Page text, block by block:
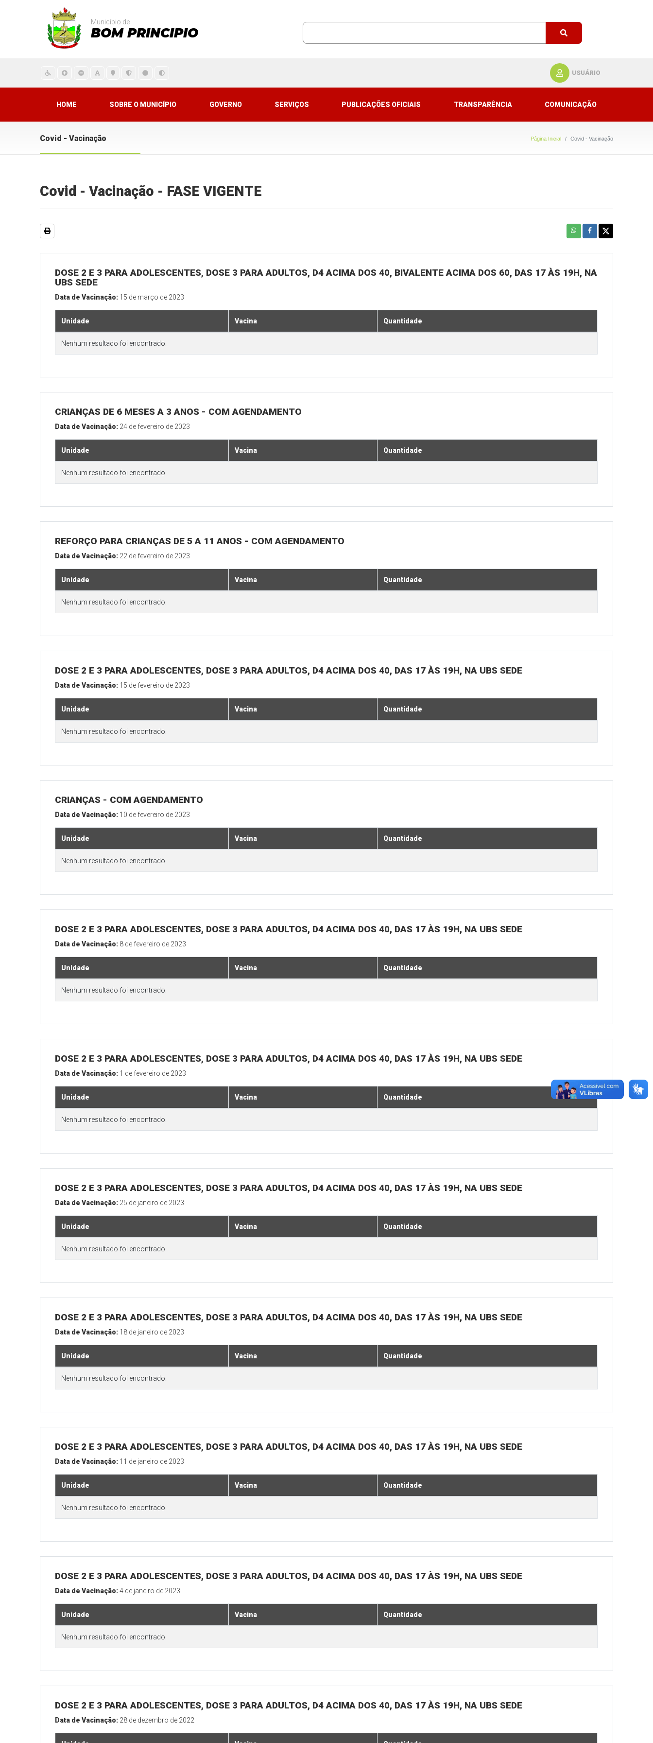
Município de
BOM PRINCIPIO
USUÁRIO
HOME SOBRE O MUNICÍPIO GOVERNO SERVIÇOS PUBLICAÇÕES OFICIAIS TRANSPARÊNCIA COMUNICAÇÃO
Covid - Vacinação Página Inicial Covid - Vacinação
Covid - Vacinação - FASE VIGENTE
DOSE 2 E 3 PARA ADOLESCENTES, DOSE 3 PARA ADULTOS, D4 ACIMA DOS 40, BIVALENTE ACIMA DOS 60, DAS 17 ÀS 19H, NA
UBS SEDE
Data de Vacinação: 15 de março de 2023
Unidade Vacina Quantidade
Nenhum resultado foi encontrado.
CRIANÇAS DE 6 MESES A 3 ANOS - COM AGENDAMENTO
Data de Vacinação: 24 de fevereiro de 2023
Unidade Vacina Quantidade
Nenhum resultado foi encontrado.
REFORÇO PARA CRIANÇAS DE 5 A 11 ANOS - COM AGENDAMENTO
Data de Vacinação: 22 de fevereiro de 2023
Unidade Vacina Quantidade
Nenhum resultado foi encontrado.
DOSE 2 E 3 PARA ADOLESCENTES, DOSE 3 PARA ADULTOS, D4 ACIMA DOS 40, DAS 17 ÀS 19H, NA UBS SEDE
Data de Vacinação: 15 de fevereiro de 2023
Unidade Vacina Quantidade
Nenhum resultado foi encontrado.
CRIANÇAS - COM AGENDAMENTO
Data de Vacinação: 10 de fevereiro de 2023
Unidade Vacina Quantidade
Nenhum resultado foi encontrado.
DOSE 2 E 3 PARA ADOLESCENTES, DOSE 3 PARA ADULTOS, D4 ACIMA DOS 40, DAS 17 ÀS 19H, NA UBS SEDE
Data de Vacinação: 8 de fevereiro de 2023
Unidade Vacina Quantidade
Nenhum resultado foi encontrado.
DOSE 2 E 3 PARA ADOLESCENTES, DOSE 3 PARA ADULTOS, D4 ACIMA DOS 40, DAS 17 ÀS 19H, NA UBS SEDE
Data de Vacinação: 1 de fevereiro de 2023
Unidade Vacina Quantidade
Nenhum resultado foi encontrado.
DOSE 2 E 3 PARA ADOLESCENTES, DOSE 3 PARA ADULTOS, D4 ACIMA DOS 40, DAS 17 ÀS 19H, NA UBS SEDE
Data de Vacinação: 25 de janeiro de 2023
Unidade Vacina Quantidade
Nenhum resultado foi encontrado.
DOSE 2 E 3 PARA ADOLESCENTES, DOSE 3 PARA ADULTOS, D4 ACIMA DOS 40, DAS 17 ÀS 19H, NA UBS SEDE
Data de Vacinação: 18 de janeiro de 2023
Unidade Vacina Quantidade
Nenhum resultado foi encontrado.
DOSE 2 E 3 PARA ADOLESCENTES, DOSE 3 PARA ADULTOS, D4 ACIMA DOS 40, DAS 17 ÀS 19H, NA UBS SEDE
Data de Vacinação: 11 de janeiro de 2023
Unidade Vacina Quantidade
Nenhum resultado foi encontrado.
DOSE 2 E 3 PARA ADOLESCENTES, DOSE 3 PARA ADULTOS, D4 ACIMA DOS 40, DAS 17 ÀS 19H, NA UBS SEDE
Data de Vacinação:4 de janeiro de 2023
Unidade Vacina Quantidade
Nenhum resultado foi encontrado.
DOSE 2 E 3 PARA ADOLESCENTES, DOSE 3 PARA ADULTOS, D4 ACIMA DOS 40, DAS 17 ÀS 19H, NA UBS SEDE
Data de Vacinação: 28 de dezembro de 2022